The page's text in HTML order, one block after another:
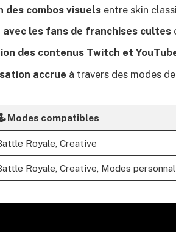
des combos visuels entre skin
avec les fans de franchises cultes
des contenus Twitch et
accrue à travers des modes
Modes compatibles
Royale, Creative
Royale, Creative, Modes